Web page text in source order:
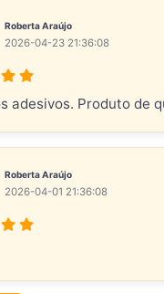
Roberta Araújo
2026-04-23 21:36:08
adesivos. Produto de
Roberta Araújo
2026-04-01 21:36:08